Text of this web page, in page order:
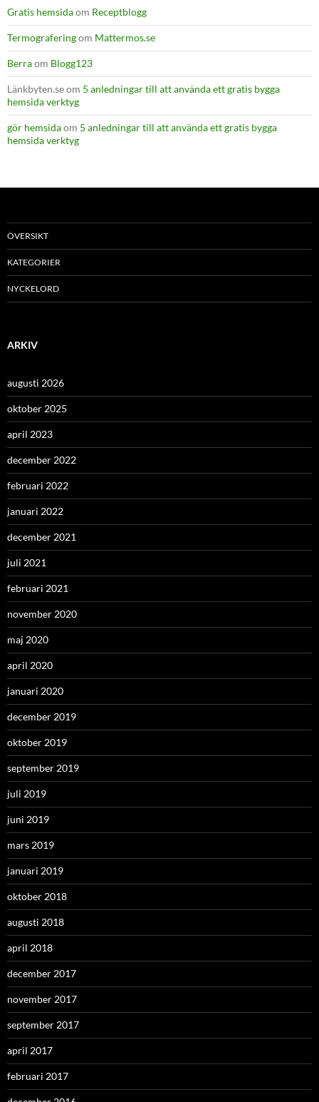
Gratis hemsidaom Receptblogg
Termograferingom Mattermos.se
Berraom Blogg123
Länkbyten.seom 5 anledningar till att använda ett gratis bygga
hemsida verktyg
gör hemsidaom 5 anledningar till att använda ett gratis bygga
hemsida verktyg
ÖVERSIKT
KATEGORIER
NYCKELORD
ARKIV
augusti 2026
oktober 2025
april 2023
december 2022
februari 2022
januari 2022
december 2021
juli 2021
februari 2021
november 2020
maj 2020
april 2020
januari 2020
december 2019
oktober 2019
september 2019
juli 2019
juni 2019
mars 2019
januari 2019
oktober 2018
augusti 2018
april 2018
december 2017
november 2017
september 2017
april 2017
februari 2017